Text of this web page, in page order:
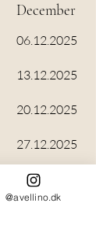
December
06.12.2025
13.12.2025
20.12.2025
27.12.2025
@avellino.dk